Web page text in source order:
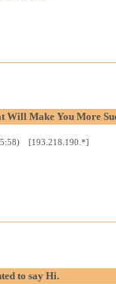
Will Make You More
[193.218.190.*]
to say Hi.